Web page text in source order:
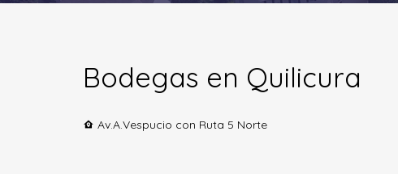
Bodegas en Quilicura
Av.A.Vespucio con Ruta 5 Norte